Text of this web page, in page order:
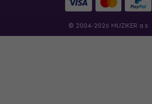
© 2004-2026 MUZIKER a.s.